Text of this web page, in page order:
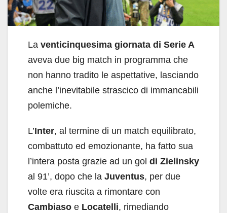
La venticinquesima giornata di Serie A
aveva due big match in programma che
non hanno tradito le aspettative, lasciando
anche l’inevitabile strascico di immancabili
polemiche.
L’Inter, al termine di un match equilibrato,
combattuto ed emozionante, ha fatto sua
l’intera posta grazie ad un gol di Zielinsky
al 91’, dopo che la Juventus, per due
volte era riuscita a rimontare con
Cambiaso e Locatelli, rimediando